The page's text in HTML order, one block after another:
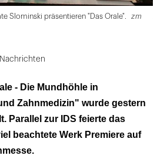
Lightbox
öffnen
Slominski präsentieren "Das Orale". zm
Nachrichten
- Die Mundhöhle in
Zahnmedizin" wurde gestern
Parallel zur IDS feierte das
beachtete Werk Premiere auf